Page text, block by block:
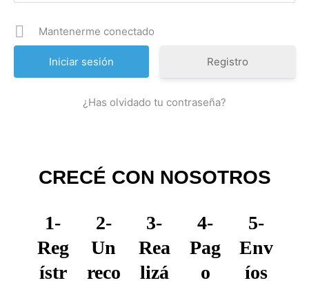
Mantenerme conectado
Registro
¿Has olvidado tu contraseña?
CRECÉ CON NOSOTROS
1-
Reg
ístr
2-
Un
reco
3-
Rea
lizá
4-
Pag
o
5-
Env
íos